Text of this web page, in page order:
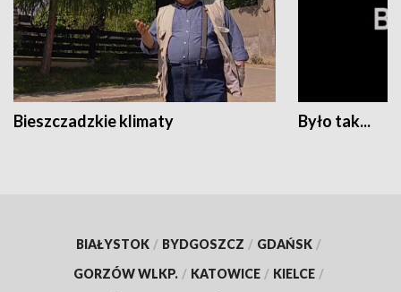
Bieszczadzkie klimaty Było tak...
BIAŁYSTOK / BYDGOSZCZ / GDAŃSK /
GORZÓW WLKP. / KATOWICE / KIELCE /